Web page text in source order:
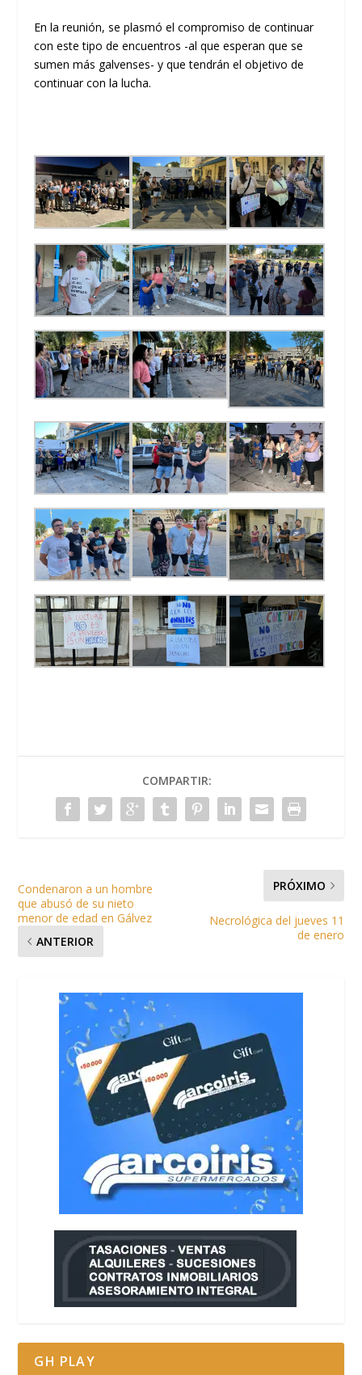
En la reunión, se plasmó el compromiso de continuar
con este tipo de encuentros -al que esperan que se
sumen más galvenses- y que tendrán el objetivo de
continuar con la lucha.
COMPARTIR:
Condenaron a un hombre
que abusó de su nieto
menor de edad en Gálvez
ANTERIOR
PRÓXIMO
Necrológica del jueves 11
de enero
GH PLAY